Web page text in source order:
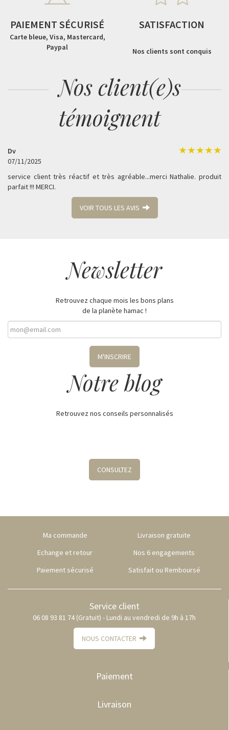
PAIEMENT SÉCURISÉ
Carte bleue, Visa, Mastercard,
Paypal
SATISFACTION
Nos clients sont conquis
Nos client(e)s
témoignent
Dv
07/11/2025
service client très réactif et très agréable...merci Nathalie. produit
parfait !!! MERCI.
VOIR TOUS LES AVIS
Newsletter
Retrouvez chaque mois les bons plans
de la planète hamac !
M'INSCRIRE
Notre blog
Retrouvez nos conseils personnalisés
CONSULTEZ
Ma commande
Livraison gratuite
Echange et retour
Nos 6 engagements
Paiement sécurisé
Satisfait ou Remboursé
Service client
06 08 93 81 74 (Gratuit) - Lundi au vendredi de 9h à 17h
NOUS CONTACTER
Paiement
Livraison